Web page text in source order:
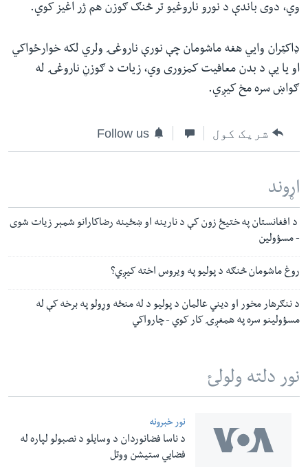
وي، دوی باندې د نورو ناروغیو تر څنګ ګوزن هم ژر اغیز کوي.
ډاکټران وايي هغه ماشومان چې نورې ناروغۍ ولري لکه خوارځواکي
او یا یې د بدن معافیت کمزوری وي، زیات د ګوزڼ ناروغۍ له
ګواښ سره مخ کیږي.
شریک کول Follow us
اړوند
د افغانستان په ختیځ زون کې د نارینه او ښځینه رضاکارانو شمېر زیات شوی
- مسؤولین
روغ ماشومان څنګه د پولیو په ویروس اخته کیږي؟
د ننګرهار مخور او دیني عالمان د پولیو د له منځه وړولو په برخه کې له
مسؤولینو سره په همغږۍ کار کوي - چارواکي
نور دلته ولولئ
نور خبرونه
د ناسا فضانوردان د وسایلو د نصبولو لپاره له
فضایي ستیشن ووتل